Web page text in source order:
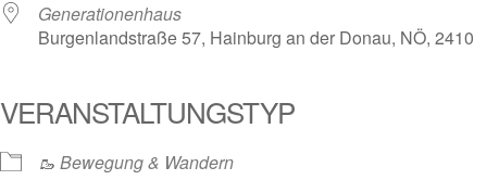
Generationenhaus
Burgenlandstraße 57, Hainburg an der Donau, NÖ, 2410
VERANSTALTUNGSTYP
🥾 Bewegung & Wandern